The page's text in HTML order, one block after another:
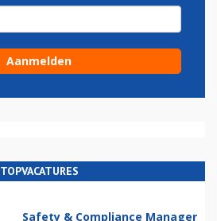
TOPVACATURES
Safety & Compliance Manager